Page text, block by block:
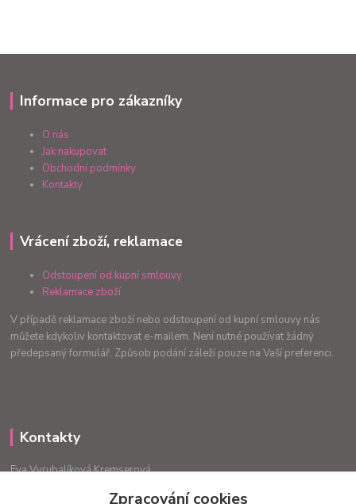
Informace pro zákazníky
O nás
Jak nakupovat
Obchodní podmínky
Kontakty
Vrácení zboží, reklamace
Odstoupení od kupní smlouvy
Reklamace zboží
V případě reklamace zboží nebo odstoupení od kupní smlouvy nás
můžete kdykoliv kontaktovat e-mailem. Není nutné používat žádný
předepsaný formulář. Způsob podání záleží pouze na Vaší preferenci.
Kontakty
Eva Vyrubalíková Kremserová
Zpracování cookies